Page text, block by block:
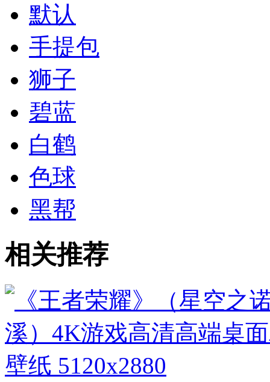
默认
手提包
狮子
碧蓝
白鹤
色球
黑帮
相关推荐